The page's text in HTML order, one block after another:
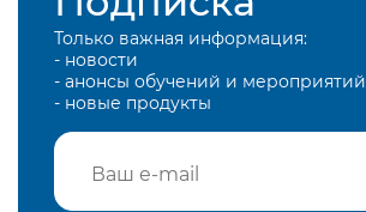
Только важная информация:
- новости
- анонсы обучений и мероприятий
- новые продукты